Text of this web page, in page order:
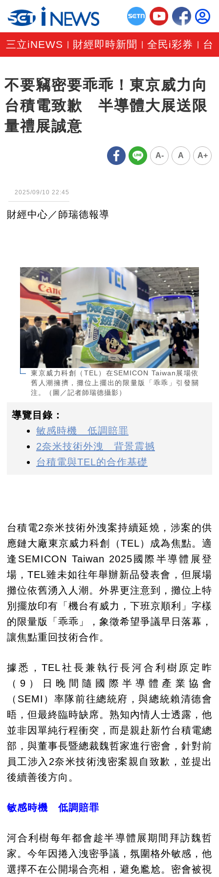
三立iNEWS 財經即時新聞 |全民i彩券 台
不要竊密要乖乖！東京威力向
台積電致歉 半導體大展送限
量禮展誠意
A- A A+
2025/09/10 22:45
財經中心／師瑞德報導
東京威力科創（TEL）在SEMICON Taiwan展場依
舊人潮擁擠，攤位上擺出的限量版「乖乖」引發關
注。（圖／記者師瑞德攝影）
導覽目錄：
敏感時機 低調賠罪
2奈米技術外洩 背景震撼
台積電與TEL的合作基礎
台積電2奈米技術外洩案持續延燒，涉案的供
應鏈大廠東京威力科創（TEL）成為焦點。適
逢SEMICON Taiwan 2025國際半導體展登
場，TEL雖未如往年舉辦新品發表會，但展場
攤位依舊湧入人潮。外界更注意到，攤位上特
別擺放印有「機台有威力，下班京順利」字樣
的限量版「乖乖」，象徵希望爭議早日落幕，
讓焦點重回技術合作。
據悉，TEL社長兼執行長河合利樹原定昨
（9）日晚間隨國際半導體產業協會
（SEMI）率隊前往總統府，與總統賴清德會
晤，但最終臨時缺席。熟知內情人士透露，他
並非因單純行程衝突，而是親赴新竹台積電總
部，與董事長暨總裁魏哲家進行密會，針對前
員工涉入2奈米技術洩密案親自致歉，並提出
後續善後方向。
敏感時機 低調賠罪
河合利樹每年都會趁半導體展期間拜訪魏哲
家。今年因捲入洩密爭議，氛圍格外敏感，他
選擇不在公開場合亮相，避免尷尬。密會被視